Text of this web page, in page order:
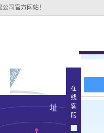
司官方网站！
关于大富豪官方下载地
址
大富豪官方下载地址的
简介
大富豪官方下载地址的
在
线
客
服